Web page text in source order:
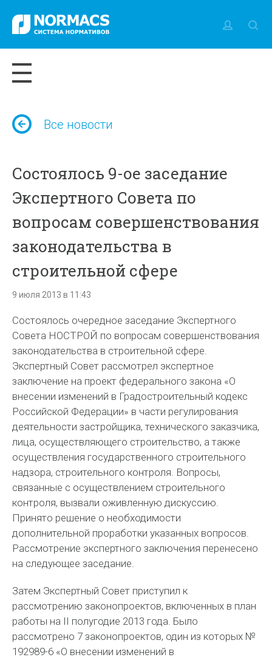
Все новости
Состоялось 9-ое заседание
Экспертного Совета по
вопросам совершенствования
законодательства в
строительной сфере
9 июля 2013 в 11:43
Состоялось очередное заседание Экспертного
Совета НОСТРОЙ по вопросам совершенствования
законодательства в строительной сфере.
Экспертный Совет рассмотрел экспертное
заключение на проект федерального закона «О
внесении изменений в Градостроительный кодекс
Российской Федерации» в части регулирования
деятельности застройщика, технического заказчика,
лица, осуществляющего строительство, а также
осуществления государственного строительного
надзора, строительного контроля. Вопросы,
связанные с осуществлением строительного
контроля, вызвали оживленную дискуссию.
Принято решение о необходимости
дополнительной проработки указанных вопросов.
Рассмотрение экспертного заключения перенесено
на следующее заседание.
Затем Экспертный Совет приступил к
рассмотрению законопроектов, включенных в план
работы на II полугодие 2013 года. Было
рассмотрено 7 законопроектов, один из которых №
192989-6 «О внесении изменений в